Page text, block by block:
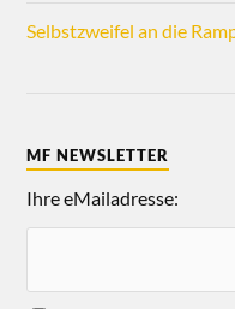
Selbstzweifel an die
MF NEWSLETTER
Ihre eMailadresse: